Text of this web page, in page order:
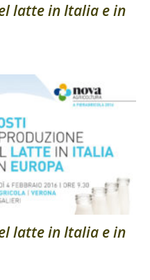
latte in Italia e in
latte in Italia e in